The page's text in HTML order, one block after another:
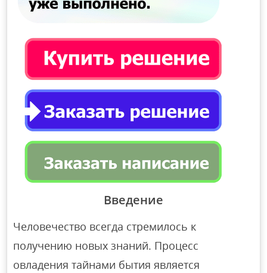
Введение
Человечество всегда стремилось к
получению новых знаний. Процесс
овладения тайнами бытия является